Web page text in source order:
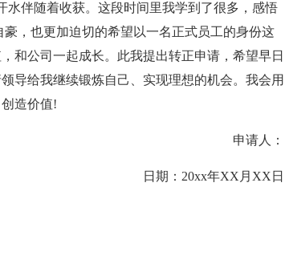
伴随着收获。这段时间里我学到了很多，感悟
，也更加迫切的希望以一名正式员工的身份这
和公司一起成长。此我提出转正申请，希望早日
导给我继续锻炼自己、实现理想的机会。我会用
造价值!
申请人：
日期：20xx年XX月XX日